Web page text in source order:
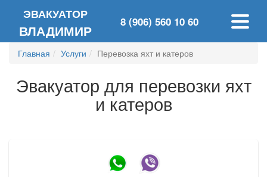
ЭВАКУАТОР
ВЛАДИМИР 8 (906) 560 10 60
Главная Услуги Перевозка яхт и катеров
Эвакуатор для перевозки яхт
и катеров